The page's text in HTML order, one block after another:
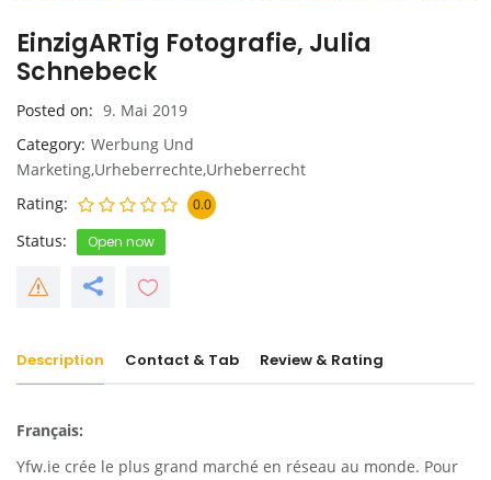
EinzigARTig Fotografie, Julia
Schnebeck
Posted on
9. Mai 2019
Category Werbung Und
Marketing,Urheberrechte,Urheberrecht
Rating
0.0
Status Open now
Description Contact & Tab Review & Rating
Français:
Yfw.ie crée le plus grand marché en réseau au monde. Pour